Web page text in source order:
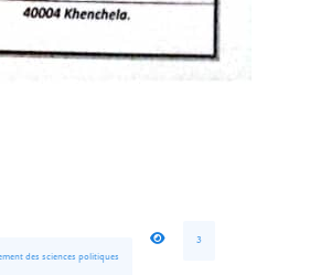
des sciences politiques
3